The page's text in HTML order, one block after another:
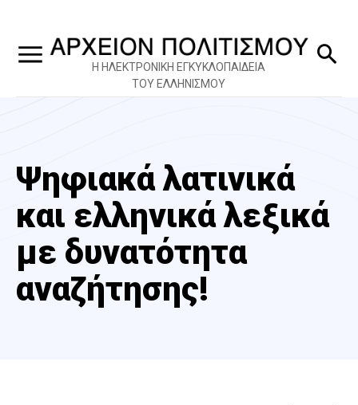
Η ΗΛΕΚΤΡΟΝΙΚΗ ΕΓΚΥΚΛΟΠΑΙΔΕΙΑ
ΤΟΥ ΕΛΛΗΝΙΣΜΟΥ
Ψηφιακά λατινικά
και ελληνικά λεξικά
με δυνατότητα
αναζήτησης!